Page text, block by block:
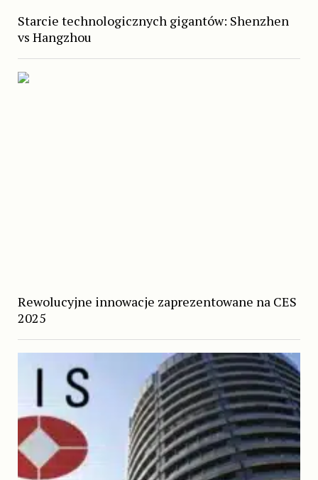
Starcie technologicznych gigantów: Shenzhen
vs Hangzhou
Rewolucyjne innowacje zaprezentowane na CES
2025